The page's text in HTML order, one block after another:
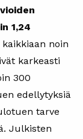
1,24
noin
karkeasti
300
edellytyksiä
tarve
Julkisten